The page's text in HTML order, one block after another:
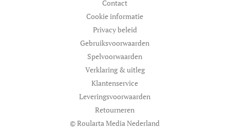
Contact
Cookie informatie
Privacy beleid
Gebruiksvoorwaarden
Spelvoorwaarden
Verklaring & uitleg
Klantenservice
Leveringsvoorwaarden
Retourneren
© Roularta Media Nederland